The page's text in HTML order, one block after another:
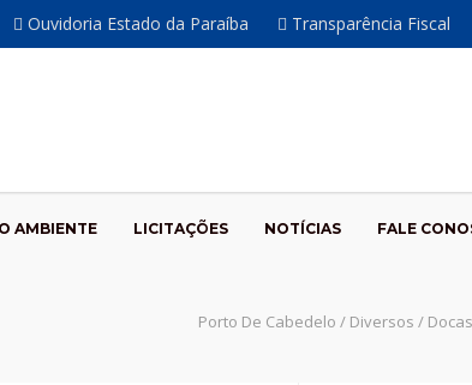
Ouvidoria Estado da Paraíba Transparência Fiscal
AMBIENTE LICITAÇÕES NOTÍCIAS FALE
Porto De Cabedelo / Diversos /